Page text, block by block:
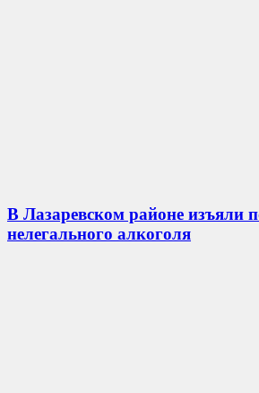
В Лазаревском районе изъяли
нелегального алкоголя